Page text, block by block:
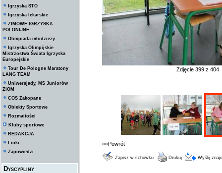
Igrzyska STO
Igrzyska lekarskie
ZIMOWE IGRZYSKA
POLONIJNE
Olimpiada młodzieży
Igrzyska Olimpijskie
Mistrzostwa Świata Igrzyska
Europejskie
Tour De Pologne Maratony
LANG TEAM
Uniwersjady, MS Juniorów
ZIOM
COS Zakopane
Obiekty Sportowe
Rozmaitości
Kluby sportowe
REDAKCJA
Linki
Zapowiedzi
Dyscypliny
Zdjęcie 399 z 404
««Powrót
Zapisz w schowku Drukuj Wyślij